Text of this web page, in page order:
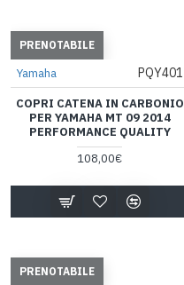
PRENOTABILE
Yamaha PQY401
COPRI CATENA IN CARBONIO
PER YAMAHA MT 09 2014
PERFORMANCE QUALITY
108,00€
PRENOTABILE